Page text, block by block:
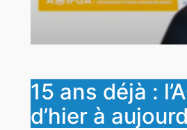
15 ans déjà :
d’hier à